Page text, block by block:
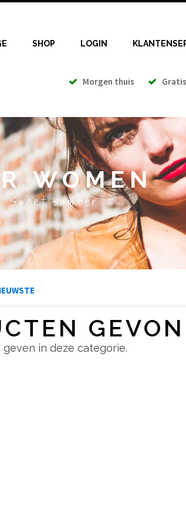
SHOP LOGIN
Morgen thuis
WOMEN
Sweet summer
in deze categorie.